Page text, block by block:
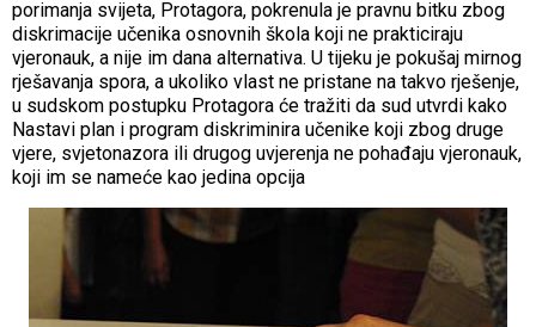
porimanja svijeta, Protagora, pokrenula je pravnu bitku zbog
diskrimacije učenika osnovnih škola koji ne prakticiraju
vjeronauk, a nije im dana alternativa. U tijeku je pokušaj mirnog
rješavanja spora, a ukoliko vlast ne pristane na takvo rješenje,
u sudskom postupku Protagora će tražiti da sud utvrdi kako
Nastavi plan i program diskriminira učenike koji zbog druge
vjere, svjetonazora ili drugog uvjerenja ne pohađaju vjeronauk,
koji im se nameće kao jedina opcija